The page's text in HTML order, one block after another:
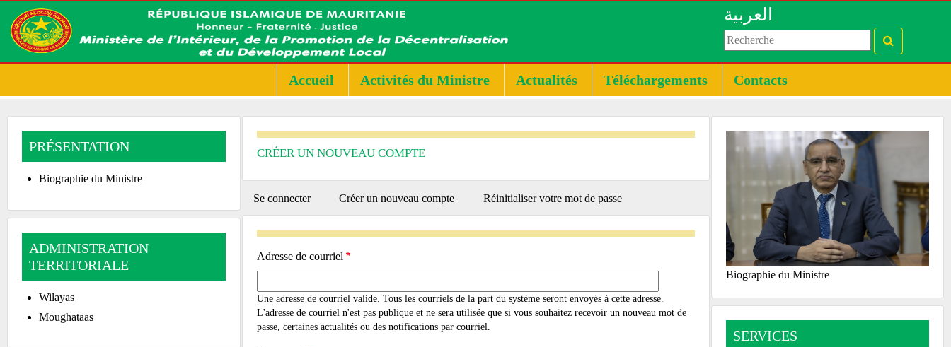
العربية
Accueil Activités du Ministre Actualités Téléchargements Contacts
PRÉSENTATION
Biographie du Ministre
ADMINISTRATION
TERRITORIALE
Wilayas
Moughataas
CRÉER UN NOUVEAU COMPTE
PRIMARY
TABS
Se connecter Créer un nouveau compte (onglet
actif)
Réinitialiser votre mot de passe
Adresse de courriel
Une adresse de courriel valide. Tous les courriels de la part du système seront envoyés à cette adresse.
L'adresse de courriel n'est pas publique et ne sera utilisée que si vous souhaitez recevoir un nouveau mot de
passe, certaines actualités ou des notifications par courriel.
Biographie du Ministre
SERVICES